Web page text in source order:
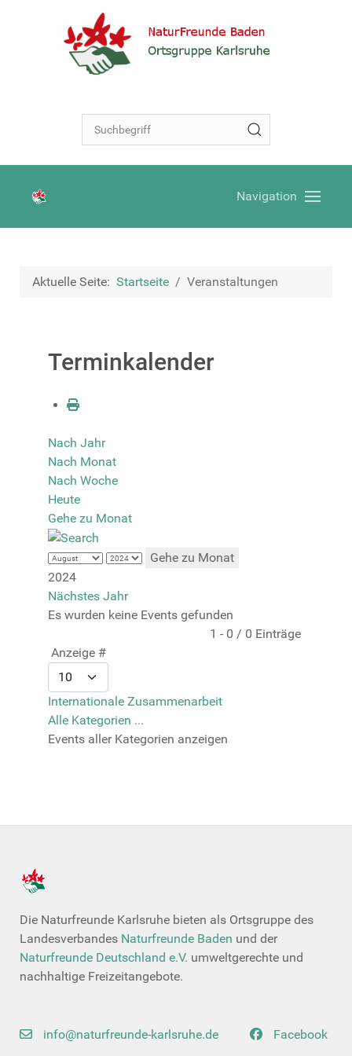
Navigation
Aktuelle Seite: Startseite Veranstaltungen
Terminkalender
Nach Jahr
Nach Monat
Nach Woche
Heute
Gehe zu Monat
Gehe zu Monat
2024
Nächstes Jahr
Es wurden keine Events gefunden
1 - 0 / 0 Einträge
Anzeige #
Internationale Zusammenarbeit
Alle Kategorien ...
Events aller Kategorien anzeigen
Die Naturfreunde Karlsruhe bieten als Ortsgruppe des
Landesverbandes Naturfreunde Baden und der
Naturfreunde Deutschland e.V. umweltgerechte und
nachhaltige Freizeitangebote.
info@naturfreunde-karlsruhe.de Facebook